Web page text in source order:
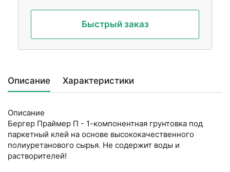
Быстрый заказ
Описание Характеристики
Описание
Бергер Праймер П - 1-компонентная грунтовка под
паркетный клей на основе высококачественного
полиуретанового сырья. Не содержит воды и
растворителей!